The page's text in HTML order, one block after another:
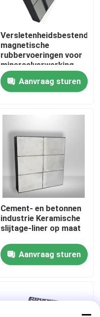
Versletenheidsbestendige
magnetische
rubbervoeringen voor
mineraalverwerking
Aanvraag sturen
Cement- en betonnen
industrie Keramische
slijtage-liner op maat
Aanvraag sturen